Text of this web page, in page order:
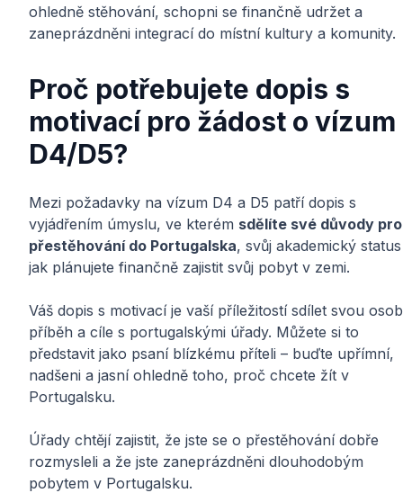
ohledně stěhování, schopni se finančně udržet a
zaneprázdněni integrací do místní kultury a komunity.
Proč potřebujete dopis s
motivací pro žádost o vízum
D4/D5?
Mezi požadavky na vízum D4 a D5 patří dopis s
vyjádřením úmyslu, ve kterém sdělíte své důvody pro
přestěhování do Portugalska, svůj akademický
jak plánujete finančně zajistit svůj pobyt v zemi.
Váš dopis s motivací je vaší příležitostí sdílet svou
příběh a cíle s portugalskými úřady. Můžete si to
představit jako psaní blízkému příteli – buďte upřímní,
nadšeni a jasní ohledně toho, proč chcete žít v
Portugalsku.
Úřady chtějí zajistit, že jste se o přestěhování dobře
rozmysleli a že jste zaneprázdněni dlouhodobým
pobytem v Portugalsku.